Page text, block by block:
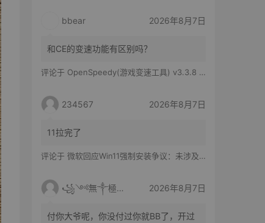
bbear 2026年8月7日
和CE的变速功能有区别吗？
评论于 OpenSpeedy(游戏变速工具) v3.3.8 绿色版
234567 2026年8月7日
11拉完了
评论于 微软回应Win11强制安装争议：未涉及企业设备，承诺不用用户照片训练AI
꧁༺無༒極༻꧂ 2026年8月7日
付你大爷呢，你没付过你就BB了，开过